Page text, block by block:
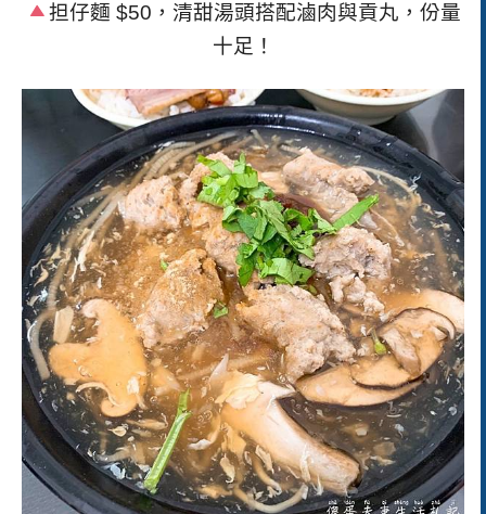
担仔麵 $50 ，清甜湯頭搭配滷肉與貢丸，份量
十足！